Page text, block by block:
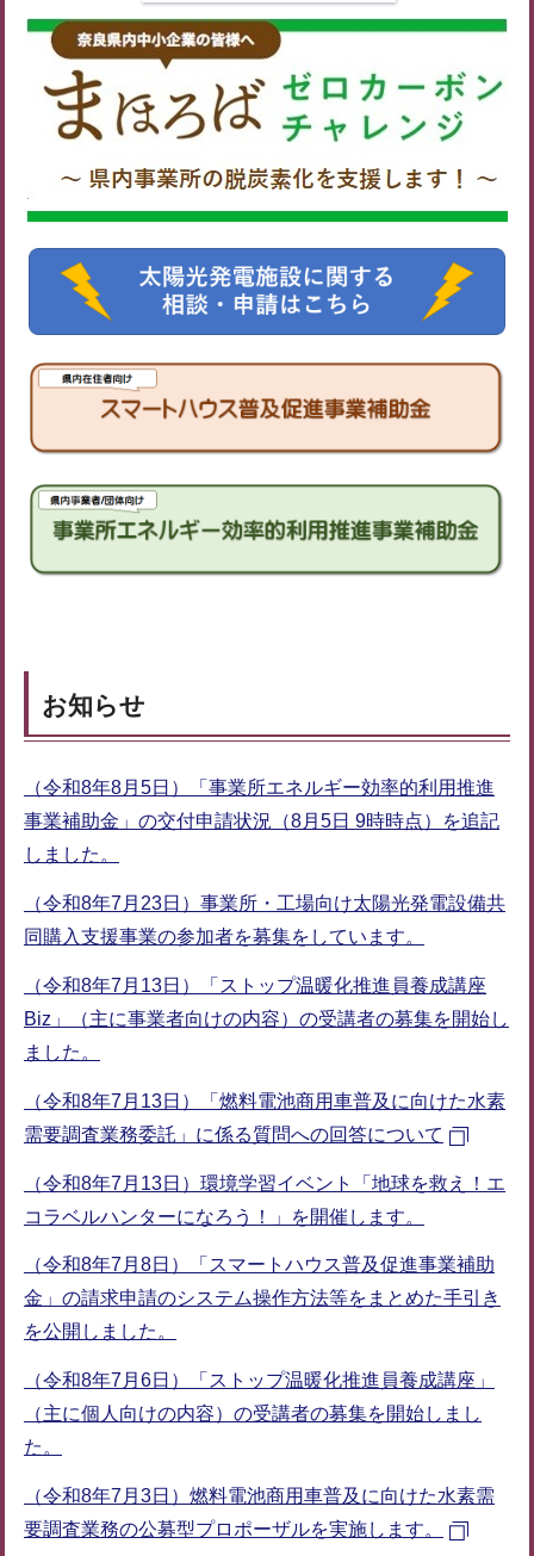
お知らせ
（令和8年8月5日）「事業所エネルギー効率的利用推進
事業補助金」の交付申請状況（8月5日 9時時点）を追記
しました。
（令和8年7月23日）事業所・工場向け太陽光発電設備共
同購入支援事業の参加者を募集をしています。
（令和8年7月13日）「ストップ温暖化推進員養成講座
Biz」（主に事業者向けの内容）の受講者の募集を開始し
ました。
（令和8年7月13日）「燃料電池商用車普及に向けた水素
需要調査業務委託」に係る質問への回答について
（令和8年7月13日）環境学習イベント「地球を救え！エ
コラベルハンターになろう！」を開催します。
（令和8年7月8日）「スマートハウス普及促進事業補助
金」の請求申請のシステム操作方法等をまとめた手引き
を公開しました。
（令和8年7月6日）「ストップ温暖化推進員養成講座」
（主に個人向けの内容）の受講者の募集を開始しまし
た。
（令和8年7月3日）燃料電池商用車普及に向けた水素需
要調査業務の公募型プロポーザルを実施します。